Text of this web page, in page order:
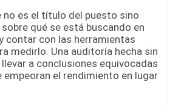
es el título del puesto sino
qué se está buscando en
contar con las herramientas
medirlo. Una auditoría hecha sin
a conclusiones equivocadas
empeoran el rendimiento en lugar